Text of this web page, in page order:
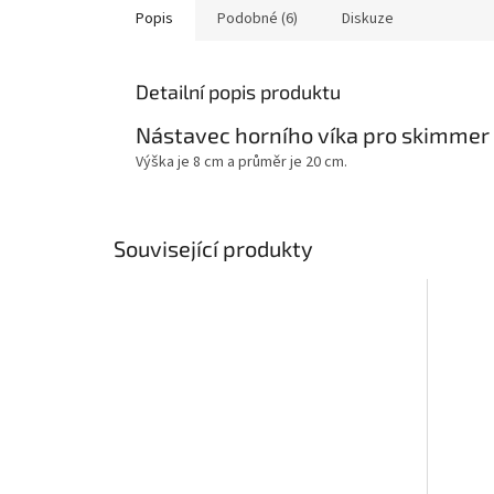
Popis Podobné (6) Diskuze
Detailní popis produktu
Nástavec horního víka pro skimmer
Výška je 8 cm a průměr je 20 cm.
Související produkty